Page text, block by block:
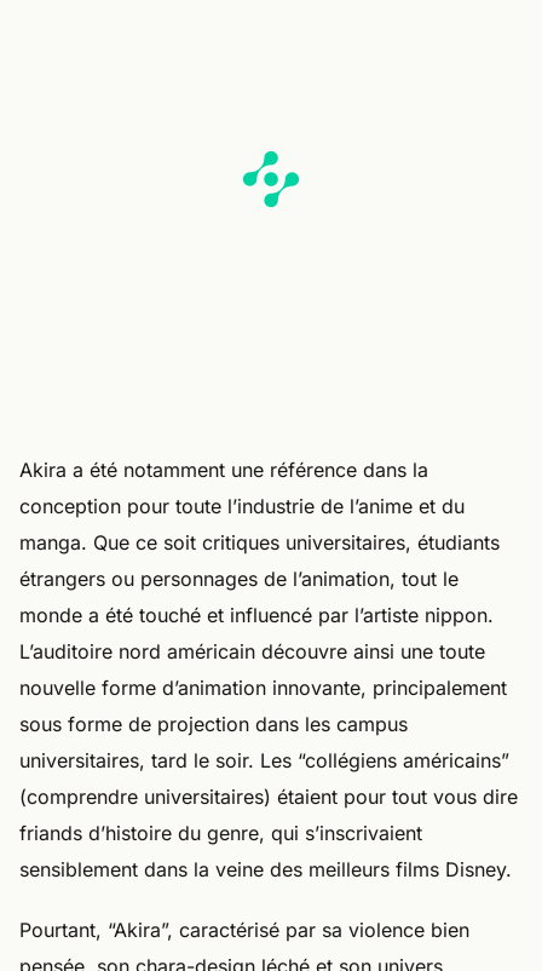
Akira a été notamment une référence dans la
conception pour toute l’industrie de l’anime et du
manga. Que ce soit critiques universitaires, étudiants
étrangers ou personnages de l’animation, tout le
monde a été touché et influencé par l’artiste nippon.
L’auditoire nord américain découvre ainsi une toute
nouvelle forme d’animation innovante, principalement
sous forme de projection dans les campus
universitaires, tard le soir. Les “collégiens américains”
(comprendre universitaires) étaient pour tout vous dire
friands d’histoire du genre, qui s’inscrivaient
sensiblement dans la veine des meilleurs films Disney.
Pourtant, “Akira”, caractérisé par sa violence bien